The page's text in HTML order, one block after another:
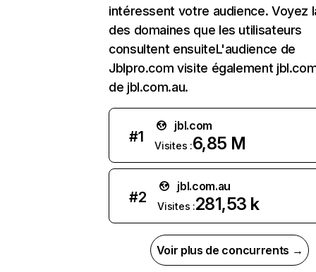
intéressent votre audience. Voyez
des domaines que les utilisateurs
consultent ensuiteL'audience de
Jblpro.com visite également
de jbl.com.au.
#1
jbl.com
Visites :6,85 M
#2
jbl.com.au
Visites :281,53 k
Voir plus de concurrents →